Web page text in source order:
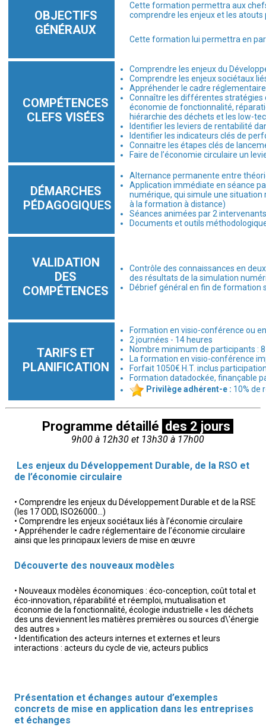
OBJECTIFS
GÉNÉRAUX
Cette formation permettra aux
comprendre les enjeux et les atouts
Cette formation lui permettra en
COMPÉTENCES
CLEFS VISÉES
Comprendre les enjeux du
Comprendre les enjeux sociétaux
Appréhender le cadre
Connaître les différentes stratégies
économie de fonctionnalité,
hiérarchie des déchets et les low-
Identifier les leviers de rentabilité
Identifier les indicateurs clés de
Connaitre les étapes clés de
Faire de l’économie circulaire un
DÉMARCHES
PÉDAGOGIQUES
Alternance permanente entre
Application immédiate en séance
numérique, qui simule une
à la formation à distance)
Séances animées par 2
Documents et outils
VALIDATION
DES
COMPÉTENCES
Contrôle des connaissances en
des résultats de la simulation
Débrief général en fin de formation
TARIFS ET
PLANIFICATION
Formation en visio-conférence ou
2 journées - 14 heures
Nombre minimum de participants :
La formation en visio-conférence
Forfait 1050€ H.T. inclus
Formation datadockée, finançable
Privilège adhérent-e : 10% de
Programme détaillé des 2 jours
9h00 à 12h30 et 13h30 à 17h00
Les enjeux du Développement Durable, de la RSO et
de l’économie circulaire
• Comprendre les enjeux du Développement Durable et de la RSE
(les 17 ODD, ISO26000…)
• Comprendre les enjeux sociétaux liés à l’économie circulaire
• Appréhender le cadre réglementaire de l’économie circulaire
ainsi que les principaux leviers de mise en œuvre
Découverte des nouveaux modèles
• Nouveaux modèles économiques : éco-conception, coût total et
éco-innovation, réparabilité et réemploi, mutualisation et
économie de la fonctionnalité, écologie industrielle « les déchets
des uns deviennent les matières premières ou sources d\'énergie
des autres »
• Identification des acteurs internes et externes et leurs
interactions : acteurs du cycle de vie, acteurs publics
Présentation et échanges autour d’exemples
concrets de mise en application dans les entreprises
et échanges